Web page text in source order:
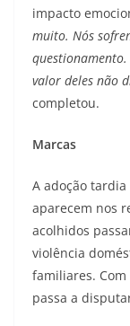
impacto
muito. Nós
valor deles não
completou.
Marcas
A adoção
aparecem nos
acolhidos
violência
familiares.
passa a